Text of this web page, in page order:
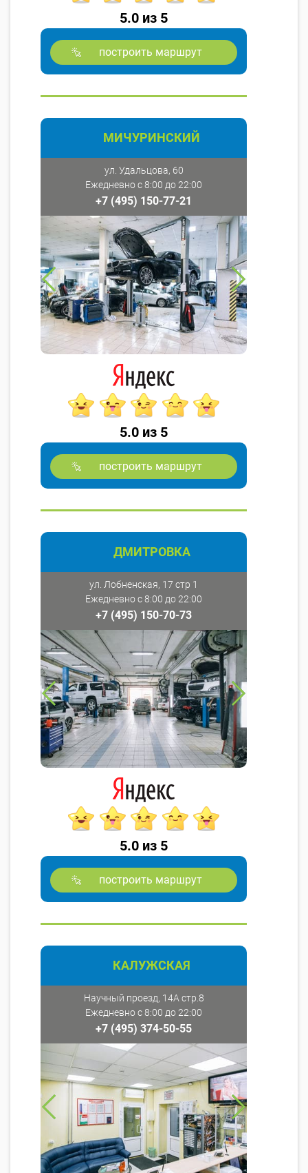
5.0 из 5
построить маршрут
МИЧУРИНСКИЙ
ул. Удальцова, 60
Ежедневно с 8:00 до 22:00
+7 (495) 150-77-21
5.0 из 5
построить маршрут
ДМИТРОВКА
ул. Лобненская, 17 стр 1
Ежедневно с 8:00 до 22:00
+7 (495) 150-70-73
5.0 из 5
построить маршрут
КАЛУЖСКАЯ
Научный проезд, 14А стр.8
Ежедневно с 8:00 до 22:00
+7 (495) 374-50-55